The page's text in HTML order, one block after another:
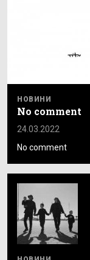
НОВИНИ
No comment
24.03.2022
No comment